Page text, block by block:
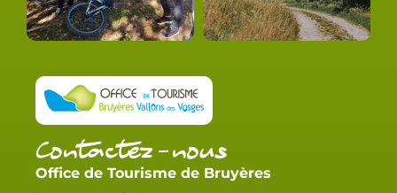
Contactez-nous
Office de Tourisme de Bruyères